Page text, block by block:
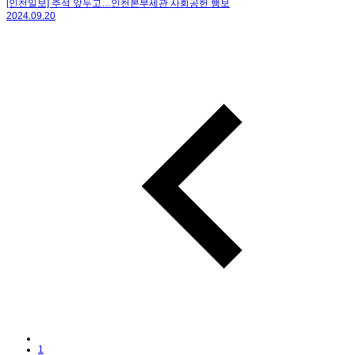
[인천일보] 추석 앞두고…인천본부세관 사회공헌 행보
2024.09.20
1